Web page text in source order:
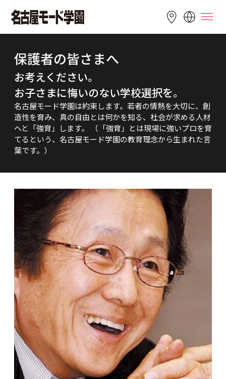
LANGUAGE
English 简体中文
한국어 Tiếng Việt
Indonesia
保護者の皆さまへ
お考えください。
お子さまに悔いのない学校選択を。
名古屋モード学園は約束します。若者の情熱を大切に、創
造性を育み、真の自由とは何かを知る、社会が求める人材
へと「強育」します。 （「強育」とは現場に強いプロを育
てるという、名古屋モード学園の教育理念から生まれた言
葉です。）